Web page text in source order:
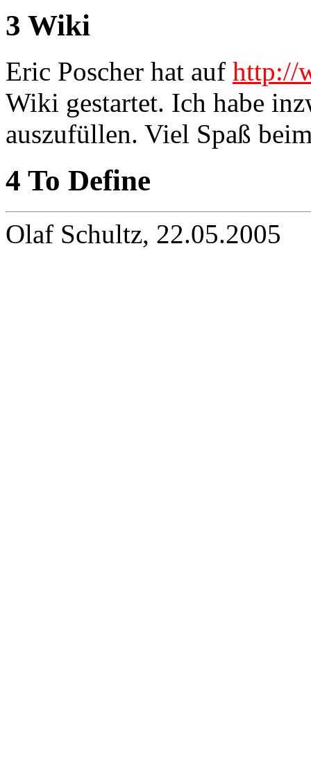
3 Wiki
Eric Poscher hat auf http://
Wiki gestartet. Ich habe
auszufüllen. Viel Spaß
4 To Define
Olaf Schultz, 22.05.2005